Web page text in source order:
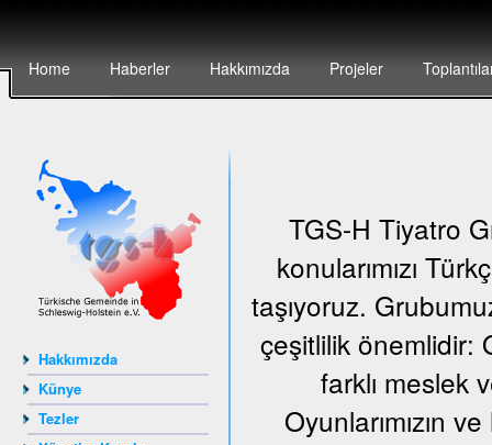
Home Haberler Hakkımızda Projeler
Hakkımızda
Künye
Tezler
TGS-H Tiyatro
konularımızı
taşıyoruz.
çeşitlilik önemlidir:
farklı meslek
Oyunlarımızın